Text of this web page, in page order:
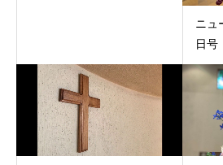
ニュ
日号